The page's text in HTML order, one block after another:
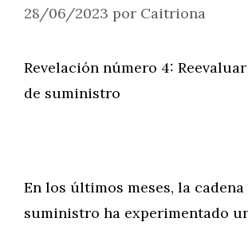
28/06/2023 por Caitriona
Revelación número 4:
de suministro
En los últimos meses, la cadena
suministro ha experimentado